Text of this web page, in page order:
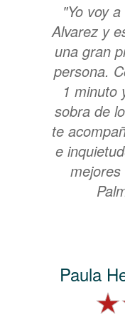
"Yo voy
Alvarez y
una gran
persona.
1 minuto
sobra de
te
e
Paula